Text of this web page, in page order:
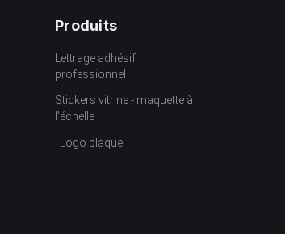
Produits
Lettrage adhésif
professionnel
Stickers vitrine - maquette à
l’échelle
Logo plaque